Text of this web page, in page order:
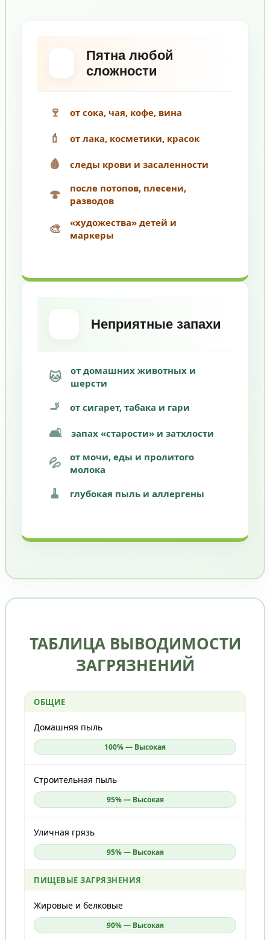
Пятна любой
сложности
🍷 от сока, чая, кофе, вина
💄 от лака, косметики, красок
🩸 следы крови и засаленности
🍄
после потопов, плесени,
разводов
🎨
«художества» детей и
маркеры
Неприятные запахи
🐱
от домашних животных и
шерсти
🚬 от сигарет, табака и гари
🛋️ запах «старости» и затхлости
💦
от мочи, еды и пролитого
молока
🧹 глубокая пыль и аллергены
ТАБЛИЦА ВЫВОДИМОСТИ
ЗАГРЯЗНЕНИЙ
ОБЩИЕ
Домашняя пыль
100% — Высокая
Строительная пыль
95% — Высокая
Уличная грязь
95% — Высокая
ПИЩЕВЫЕ ЗАГРЯЗНЕНИЯ
Жировые и белковые
90% — Высокая